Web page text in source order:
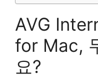
AVG
for Mac,
요?